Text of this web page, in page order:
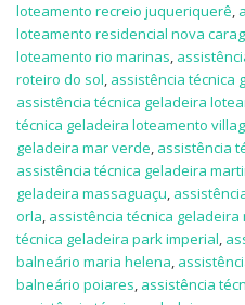
loteamento recreio juqueriquerê,
loteamento residencial nova
loteamento rio marinas,
roteiro do sol, assistência técnica
assistência técnica geladeira
técnica geladeira loteamento
geladeira mar verde, assistência
assistência técnica geladeira
geladeira massaguaçu,
orla, assistência técnica
técnica geladeira park imperial,
balneário maria helena,
balneário poiares, assistência